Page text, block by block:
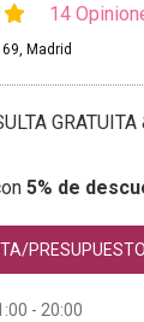
14
Madrid
5% de
PRESUPUESTO
- 20:00